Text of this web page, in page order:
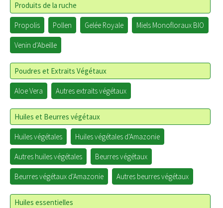
Produits de la ruche
Propolis Pollen Gelée Royale Miels Monofloraux BIO
Venin d'Abeille
Poudres et Extraits Végétaux
Aloe Vera Autres extraits végétaux
Huiles et Beurres végétaux
Huiles végétales Huiles végétales d'Amazonie
Autres huiles végétales Beurres végétaux
Beurres végétaux d'Amazonie Autres beurres végétaux
Huiles essentielles